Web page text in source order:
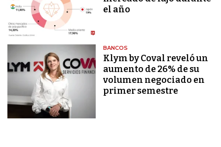
el año
BANCOS
Klym by Coval reveló un
aumento de 26% de su
volumen negociado en
primer semestre